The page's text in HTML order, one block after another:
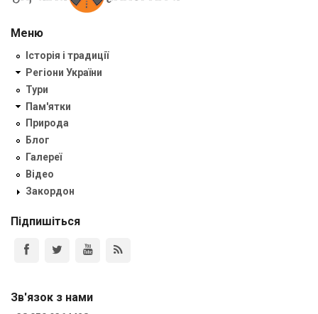
Меню
Історія і традиції
Регіони України
Тури
Пам'ятки
Природа
Блог
Галереї
Відео
Закордон
Підпишіться
Зв'язок з нами